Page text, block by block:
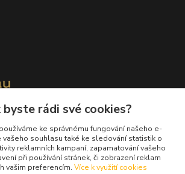
byste rádi své cookies?
ke správnému fungování našeho e-
vašeho souhlasu také ke sledování statistik o
reklamních kampaní, zapamatování vašeho
při používání stránek, či zobrazení reklam
vašim preferencím. Více k využití cookies